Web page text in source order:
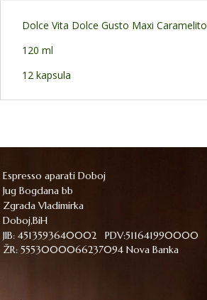
Dolce Vita Dolce Gusto Maxi Caramelito
120 ml
12 kapsula
Espresso aparati Doboj
Jug Bogdana bb
Zgrada Vladimirka
Doboj,BiH
JIB: 4513593640002 PDV:511641990000
ŽR: 5553000066237094 Nova Banka